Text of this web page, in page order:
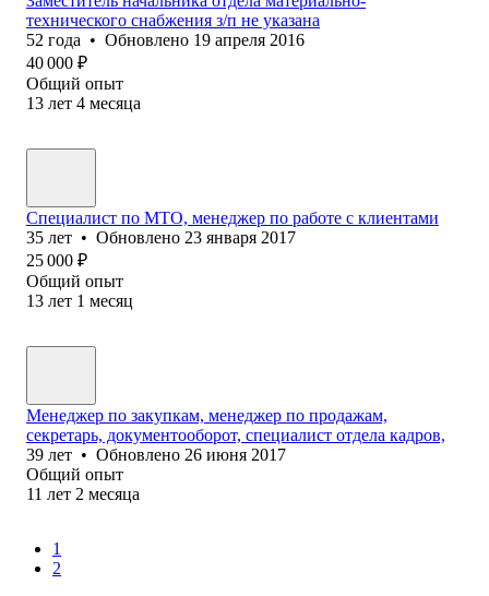
технического снабжения з/п не указана
52 года • Обновлено 19 апреля 2016
40 000 ₽
Общий опыт
13 лет 4 месяца
Специалист по МТО, менеджер по работе с клиентами
35 лет • Обновлено 23 января 2017
25 000 ₽
Общий опыт
13 лет 1 месяц
Менеджер по закупкам, менеджер по продажам,
секретарь, документооборот, специалист отдела кадров,
39 лет • Обновлено 26 июня 2017
Общий опыт
11 лет 2 месяца
1
2